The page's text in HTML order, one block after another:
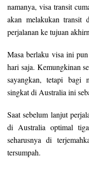
namanya, visa transit
akan melakukan transit
perjalanan ke tujuan
Masa berlaku visa ini
hari saja. Kemungkinan
sayangkan, tetapi bagi
singkat di Australia ini
Saat sebelum lanjut
di Australia optimal
seharusnya di
tersumpah.